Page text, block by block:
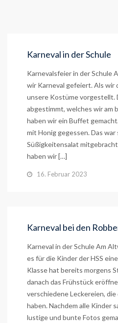
Karneval in der Schule
Karnevalsfeier in der Schule
wir Karneval gefeiert. Als wir
unsere Kostüme vorgestellt.
abgestimmt, welches wir am
haben wir ein Buffet
mit Honig gegessen. Das war
Süßigkeitensalat
haben wir […]
16. Februar 2023
Karneval bei den
Karneval in der Schule Am
es für die Kinder der HSS
Klasse hat bereits morgens
danach das Frühstück
verschiedene Leckereien,
haben. Nachdem alle Kinder
lustige und bunte Fotos